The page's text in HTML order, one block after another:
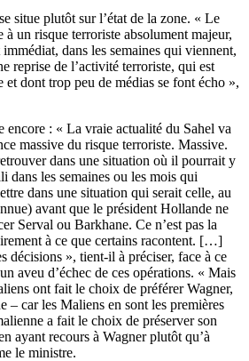
situe plutôt sur l’état de la zone. « Le
à un risque terroriste absolument majeur,
dans les semaines qui viennent,
reprise de l’activité terroriste, qui est
et dont trop peu de médias se font écho »,
encore : « La vraie actualité du Sahel va
massive du risque terroriste. Massive.
dans une situation où il pourrait y
dans les semaines ou les mois qui
dans une situation qui serait celle, au
avant que le président Hollande ne
Serval ou Barkhane. Ce n’est pas la
à ce que certains racontent. […]
décisions », tient-il à préciser, face à ce
aveu d’échec de ces opérations. « Mais
ont fait le choix de préférer Wagner,
– car les Maliens en sont les premières
a fait le choix de préserver son
ayant recours à Wagner plutôt qu’à
le ministre.